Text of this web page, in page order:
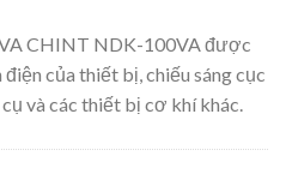
CHINT NDK-100VA được
của thiết bị, chiếu sáng cục
và các thiết bị cơ khí khác.